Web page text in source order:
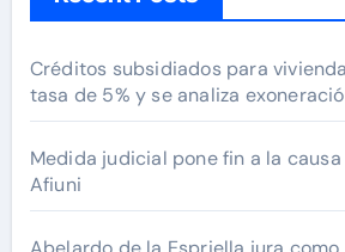
Créditos subsidiados para
tasa de 5% y se analiza
Medida judicial pone fin a la
Afiuni